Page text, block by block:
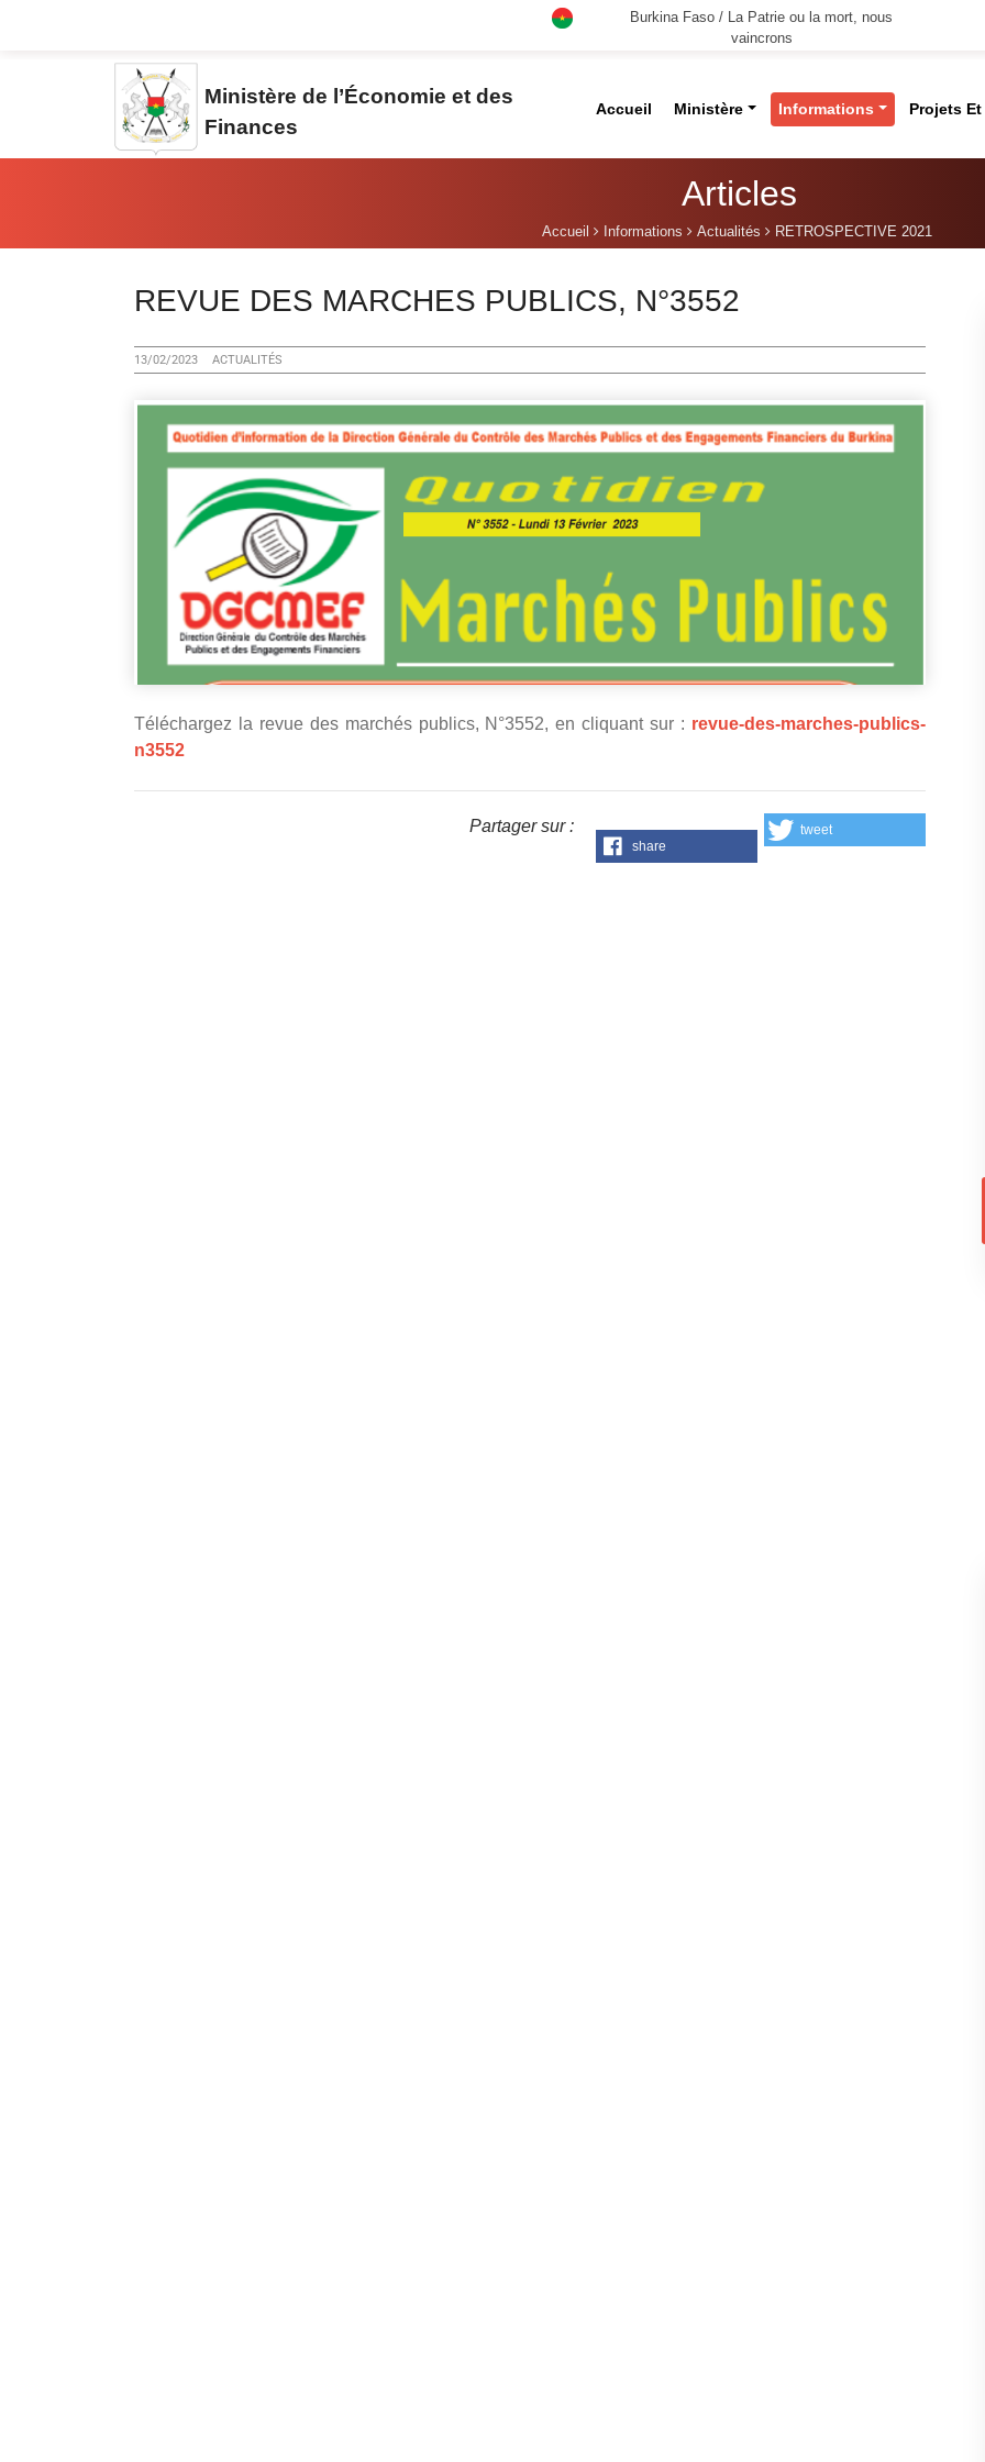
Burkina Faso / La Patrie ou la mort, nous
vaincrons
Ministère de l’Économie et des
Finances
Accueil Ministère Informations Projets
Articles
Accueil Informations Actualités RETROSPECTIVE 2021
REVUE DES MARCHES PUBLICS, N°3552
13/02/2023 ACTUALITÉS
Téléchargez la revue des marchés publics, N°3552, en cliquant sur : revue-des-marches-publics-
n3552
Partager sur :
share
tweet